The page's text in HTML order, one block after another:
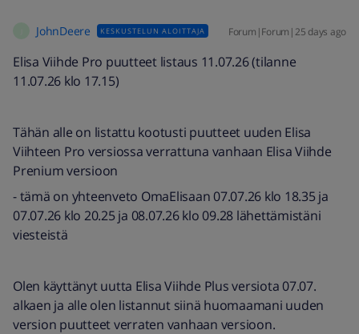
JohnDeere KESKUSTELUN ALOITTAJA Forum|Forum|25 days ago
Elisa Viihde Pro puutteet listaus 11.07.26 (tilanne
11.07.26 klo 17.15)
Tähän alle on listattu kootusti puutteet uuden Elisa
Viihteen Pro versiossa verrattuna vanhaan Elisa Viihde
Prenium versioon
- tämä on yhteenveto OmaElisaan 07.07.26 klo 18.35 ja
07.07.26 klo 20.25 ja 08.07.26 klo 09.28 lähettämistäni
viesteistä
Olen käyttänyt uutta Elisa Viihde Plus versiota 07.07.
alkaen ja alle olen listannut siinä huomaamani uuden
version puutteet verraten vanhaan versioon.